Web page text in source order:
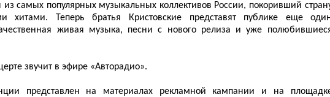
из самых популярных музыкальных коллективов России, покоривший
хитами. Теперь братья Кристовские представят публике еще
живая музыка, песни с нового релиза и уже
звучит в эфире «Авторадио».
представлен на материалах рекламной кампании и на